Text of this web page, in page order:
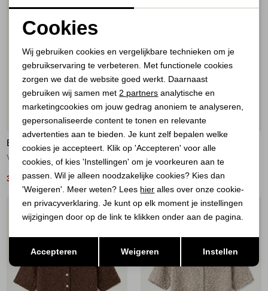
54%
ELECTED
Vest Camel
39,00 84,95
ELECTED
Vest Offwhite
39,00 84,95
Personalisatie cookies
Analytische cookies
Marketing cookies
Cookies
Wij gebruiken cookies en vergelijkbare technieken om je
gebruikservaring te verbeteren. Met functionele cookies
zorgen we dat de website goed werkt. Daarnaast
gebruiken wij samen met 2 partners analytische en
marketingcookies om jouw gedrag anoniem te analyseren,
gepersonaliseerde content te tonen en relevante
advertenties aan te bieden. Je kunt zelf bepalen welke
cookies je accepteert. Klik op 'Accepteren' voor alle
cookies, of kies 'Instellingen' om je voorkeuren aan te
passen. Wil je alleen noodzakelijke cookies? Kies dan
'Weigeren'. Meer weten? Lees hier alles over onze cookie-
en privacyverklaring. Je kunt op elk moment je instellingen
wijzigingen door op de link te klikken onder aan de pagina.
Accepteren Weigeren Instellen